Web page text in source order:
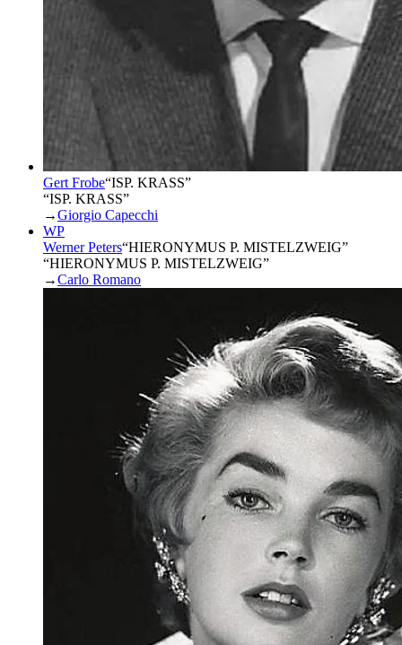
Gert Frobe“ISP. KRASS”
“ISP. KRASS”
→Giorgio Capecchi
WP
Werner Peters“HIERONYMUS P. MISTELZWEIG”
“HIERONYMUS P. MISTELZWEIG”
→Carlo Romano